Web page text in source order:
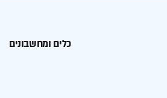
כלים ומחשבונים